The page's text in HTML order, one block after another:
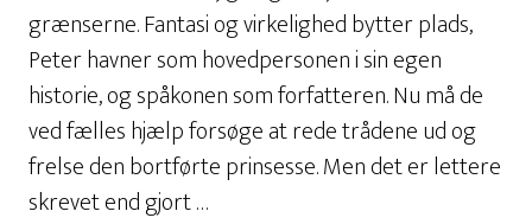
grænserne. Fantasi og virkelighed bytter plads,
Peter havner som hovedpersonen i sin egen
historie, og spåkonen som forfatteren. Nu må de
ved fælles hjælp forsøge at rede trådene ud og
frelse den bortførte prinsesse. Men det er lettere
skrevet end gjort …